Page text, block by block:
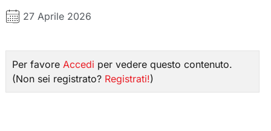
27 Aprile 2026
Per favore Accedi per vedere questo contenuto.
(Non sei registrato? Registrati!)